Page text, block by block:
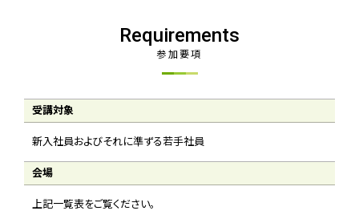
Requirements
参加要項
受講対象
新入社員およびそれに準ずる若手社員
会場
上記一覧表をご覧ください。